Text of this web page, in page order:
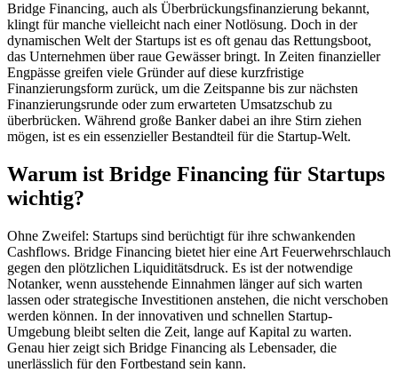
Bridge Financing, auch als Überbrückungsfinanzierung bekannt,
klingt für manche vielleicht nach einer Notlösung. Doch in der
dynamischen Welt der Startups ist es oft genau das Rettungsboot,
das Unternehmen über raue Gewässer bringt. In Zeiten finanzieller
Engpässe greifen viele Gründer auf diese kurzfristige
Finanzierungsform zurück, um die Zeitspanne bis zur nächsten
Finanzierungsrunde oder zum erwarteten Umsatzschub zu
überbrücken. Während große Banker dabei an ihre Stirn ziehen
mögen, ist es ein essenzieller Bestandteil für die Startup-Welt.
Warum ist Bridge Financing für Startups
wichtig?
Ohne Zweifel: Startups sind berüchtigt für ihre schwankenden
Cashflows. Bridge Financing bietet hier eine Art Feuerwehrschlauch
gegen den plötzlichen Liquiditätsdruck. Es ist der notwendige
Notanker, wenn ausstehende Einnahmen länger auf sich warten
lassen oder strategische Investitionen anstehen, die nicht verschoben
werden können. In der innovativen und schnellen Startup-
Umgebung bleibt selten die Zeit, lange auf Kapital zu warten.
Genau hier zeigt sich Bridge Financing als Lebensader, die
unerlässlich für den Fortbestand sein kann.